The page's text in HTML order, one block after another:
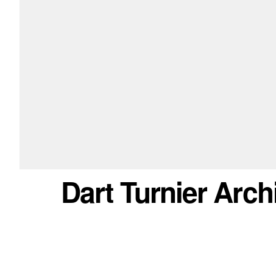
Dart Turnier